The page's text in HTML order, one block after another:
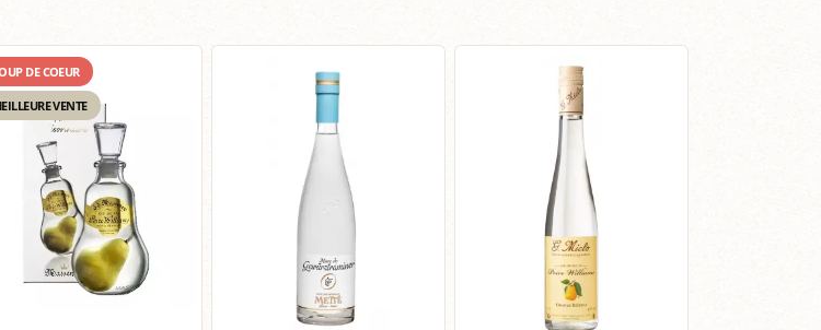
DE COEUR
VENTE